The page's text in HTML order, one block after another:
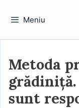
Meniu
Metoda
sunt